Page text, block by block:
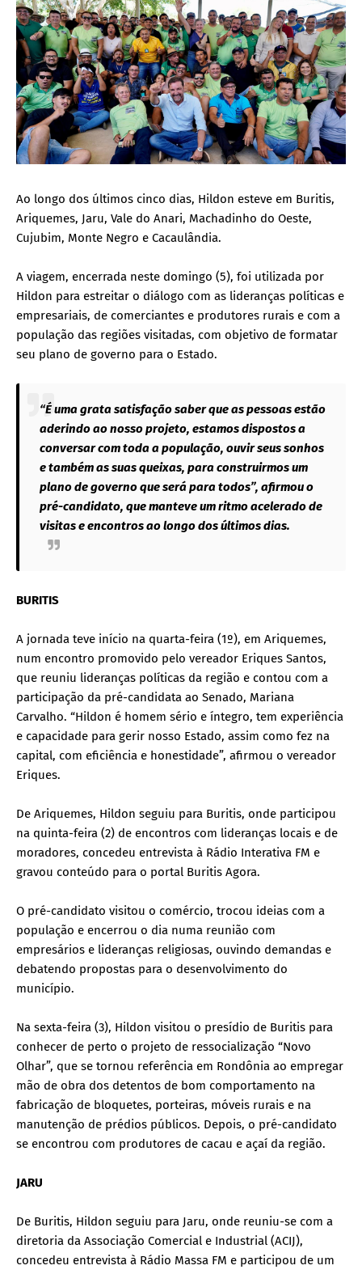
Ao longo dos últimos cinco dias, Hildon esteve em Buritis,
Ariquemes, Jaru, Vale do Anari, Machadinho do Oeste,
Cujubim, Monte Negro e Cacaulândia.
A viagem, encerrada neste domingo (5), foi utilizada por
Hildon para estreitar o diálogo com as lideranças políticas e
empresariais, de comerciantes e produtores rurais e com a
população das regiões visitadas, com objetivo de formatar
seu plano de governo para o Estado.
“É uma grata satisfação saber que as pessoas estão
aderindo ao nosso projeto, estamos dispostos a
conversar com toda a população, ouvir seus sonhos
e também as suas queixas, para construirmos um
plano de governo que será para todos”, afirmou o
pré-candidato, que manteve um ritmo acelerado de
visitas e encontros ao longo dos últimos dias.
BURITIS
A jornada teve início na quarta-feira (1º), em Ariquemes,
num encontro promovido pelo vereador Eriques Santos,
que reuniu lideranças políticas da região e contou com a
participação da pré-candidata ao Senado, Mariana
Carvalho. “Hildon é homem sério e íntegro, tem experiência
e capacidade para gerir nosso Estado, assim como fez na
capital, com eficiência e honestidade”, afirmou o vereador
Eriques.
De Ariquemes, Hildon seguiu para Buritis, onde participou
na quinta-feira (2) de encontros com lideranças locais e de
moradores, concedeu entrevista à Rádio Interativa FM e
gravou conteúdo para o portal Buritis Agora.
O pré-candidato visitou o comércio, trocou ideias com a
população e encerrou o dia numa reunião com
empresários e lideranças religiosas, ouvindo demandas e
debatendo propostas para o desenvolvimento do
município.
Na sexta-feira (3), Hildon visitou o presídio de Buritis para
conhecer de perto o projeto de ressocialização “Novo
Olhar”, que se tornou referência em Rondônia ao empregar
mão de obra dos detentos de bom comportamento na
fabricação de bloquetes, porteiras, móveis rurais e na
manutenção de prédios públicos. Depois, o pré-candidato
se encontrou com produtores de cacau e açaí da região.
JARU
De Buritis, Hildon seguiu para Jaru, onde reuniu-se com a
diretoria da Associação Comercial e Industrial (ACIJ),
concedeu entrevista à Rádio Massa FM e participou de um